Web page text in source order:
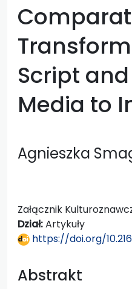
Script
Media to
Agnieszka
Załącznik
Dział:Artykuły
https://doi.org/
Abstrakt